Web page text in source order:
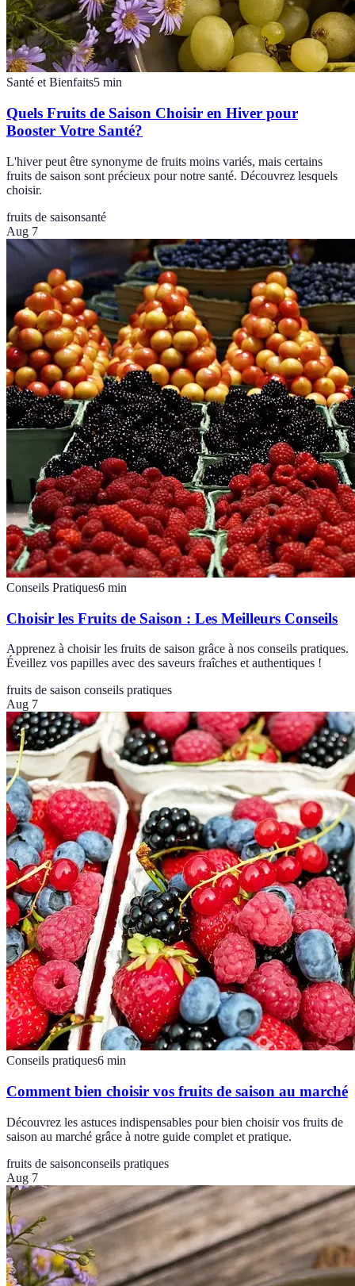
Santé et Bienfaits5 min
Quels Fruits de Saison Choisir en Hiver pour
Booster Votre Santé?
L'hiver peut être synonyme de fruits moins variés, mais certains
fruits de saison sont précieux pour notre santé. Découvrez lesquels
choisir.
fruits de saisonsanté
Aug 7
Conseils Pratiques6 min
Choisir les Fruits de Saison : Les Meilleurs Conseils
Apprenez à choisir les fruits de saison grâce à nos conseils pratiques.
Éveillez vos papilles avec des saveurs fraîches et authentiques !
fruits de saison conseils pratiques
Aug 7
Conseils pratiques6 min
Comment bien choisir vos fruits de saison au marché
Découvrez les astuces indispensables pour bien choisir vos fruits de
saison au marché grâce à notre guide complet et pratique.
fruits de saisonconseils pratiques
Aug 7